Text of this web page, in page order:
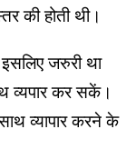
की होती थी।
जरुरी था
व्यपार कर सकें।
व्यापार करने के